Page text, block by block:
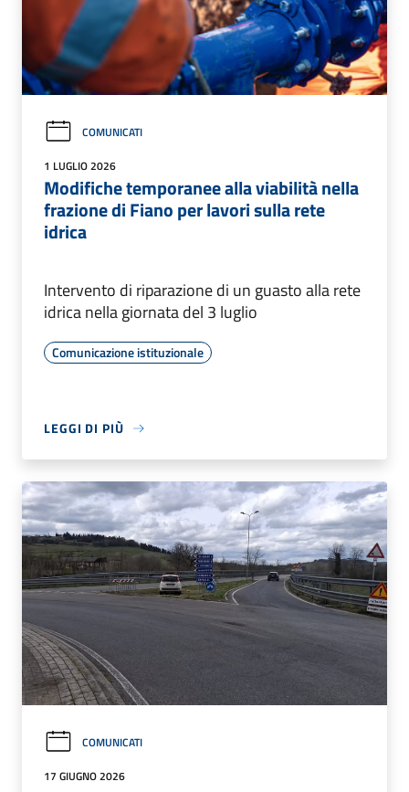
COMUNICATI
1 LUGLIO 2026
Modifiche temporanee alla viabilità nella
frazione di Fiano per lavori sulla rete
idrica
Intervento di riparazione di un guasto alla rete
idrica nella giornata del 3 luglio
Comunicazione istituzionale
LEGGI DI PIÙ
COMUNICATI
17 GIUGNO 2026